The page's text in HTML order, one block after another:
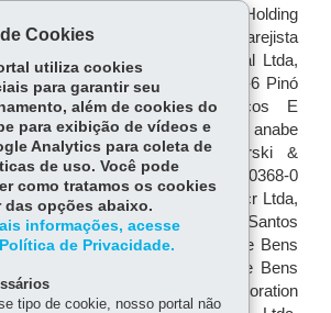
Cookies
utiliza cookies
para garantir seu
além de cookies do
para exibição de vídeos e
Analytics para coleta de
de uso. Você pode
como tratamos os cookies
das opções abaixo.
informações, acesse
de Privacidade.
tipo de cookie, nosso portal não